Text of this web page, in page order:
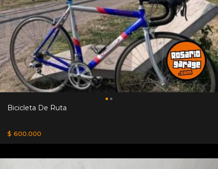
Bicicleta De Ruta
$ 600.000